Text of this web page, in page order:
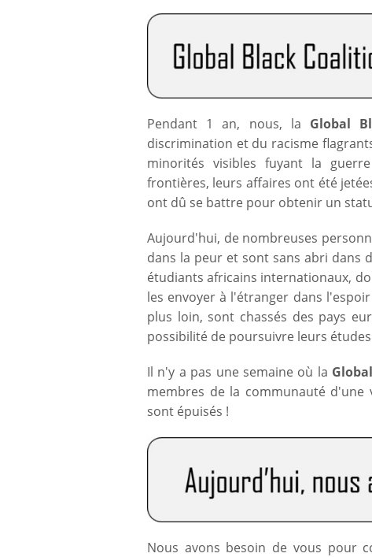
Pendant 1 an, nous, la Global
discrimination et du racisme
minorités visibles fuyant la
frontières, leurs affaires ont été
ont dû se battre pour obtenir un
Aujourd'hui, de nombreuses
dans la peur et sont sans abri dans
étudiants africains internationaux,
les envoyer à l'étranger dans
plus loin, sont chassés des pays
possibilité de poursuivre leurs
Il n'y a pas une semaine où la
membres de la communauté
sont épuisés !
Nous avons besoin de vous pour